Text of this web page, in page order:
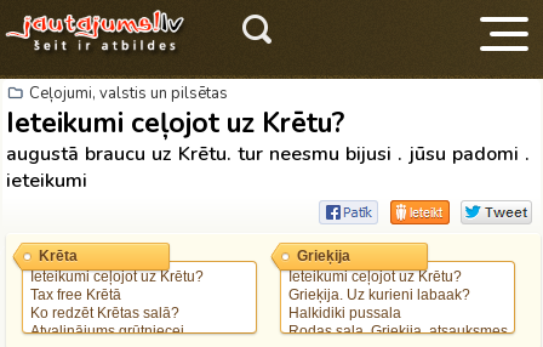
Ceļojumi, valstis un pilsētas
Ieteikumi ceļojot uz Krētu?
augustā braucu uz Krētu. tur neesmu bijusi . jūsu padomi .
ieteikumi
Ieteikumi ceļojot uz Krētu?
Tax free Krētā
Ko redzēt Krētas salā?
Atvaļinājums grūtniecei
Krēta
Ieteikumi ceļojot uz Krētu?
Grieķija. Uz kurieni labaak?
Halkidiki pussala
Rodas sala, Grieķija, atsauksmes
Grieķija